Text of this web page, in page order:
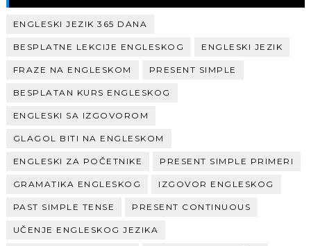
ENGLESKI JEZIK 365 DANA
BESPLATNE LEKCIJE ENGLESKOG ENGLESKI JEZIK
FRAZE NA ENGLESKOM PRESENT SIMPLE
BESPLATAN KURS ENGLESKOG
ENGLESKI SA IZGOVOROM
GLAGOL BITI NA ENGLESKOM
ENGLESKI ZA POČETNIKE PRESENT SIMPLE PRIMERI
GRAMATIKA ENGLESKOG IZGOVOR ENGLESKOG
PAST SIMPLE TENSE PRESENT CONTINUOUS
UČENJE ENGLESKOG JEZIKA